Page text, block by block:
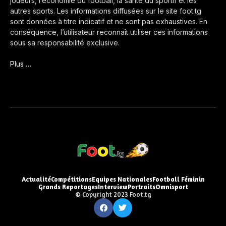
autres sports. Les informations diffusées sur le site foot.tg
sont données à titre indicatif et ne sont pas exhaustives. En
conséquence, l’utilisateur reconnaît utiliser ces informations
sous sa responsabilité exclusive.
Plus …
ActualitéCompétitionsEquipes NationalesFootball Féminin
Grands ReportagesInterviewPortraitsOmnisport
© Copyright 2023 Foot.tg